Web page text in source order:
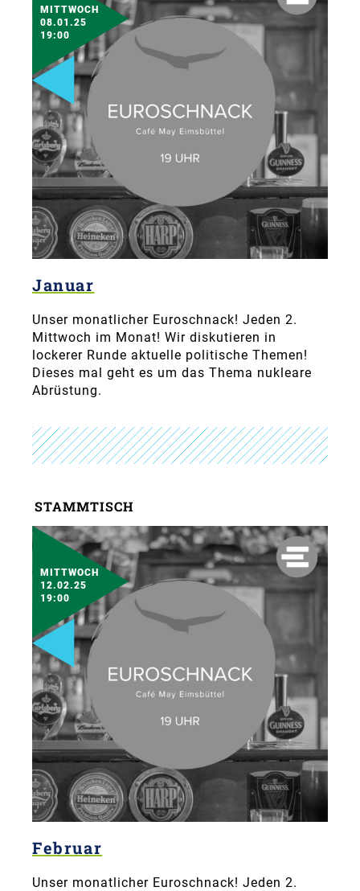
MITTWOCH
08.01.25
19:00
Januar
Unser monatlicher Euroschnack! Jeden 2.
Mittwoch im Monat! Wir diskutieren in
lockerer Runde aktuelle politische Themen!
Dieses mal geht es um das Thema nukleare
Abrüstung.
STAMMTISCH
MITTWOCH
12.02.25
19:00
Februar
Unser monatlicher Euroschnack! Jeden 2.